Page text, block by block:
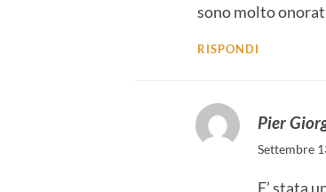
sono molto
RISPONDI
Pier
Settembre
E’ stata